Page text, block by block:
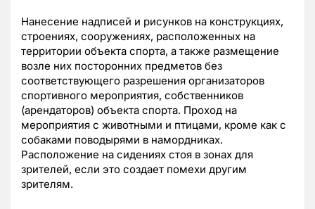
Нанесение надписей и рисунков на конструкциях,
строениях, сооружениях, расположенных на
территории объекта спорта, а также размещение
возле них посторонних предметов без
соответствующего разрешения организаторов
спортивного мероприятия, собственников
(арендаторов) объекта спорта. Проход на
мероприятия с животными и птицами, кроме как с
собаками поводырями в намордниках.
Расположение на сидениях стоя в зонах для
зрителей, если это создает помехи другим
зрителям.